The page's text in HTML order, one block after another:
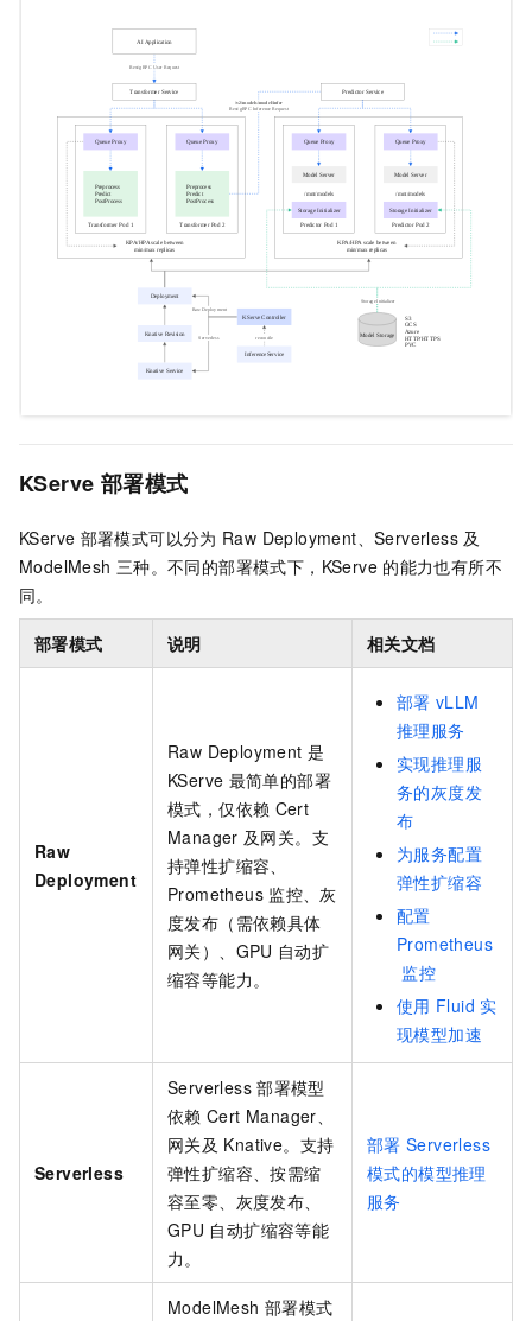
KServe 部署模式
KServe 部署模式可以分为 Raw Deployment、Serverless 及
ModelMesh 三种。不同的部署模式下，KServe 的能力也有所不
同。
部署模式 说明 相关文档
Raw
Deployment
Raw Deployment 是
KServe 最简单的部署
模式，仅依赖 Cert
Manager 及网关。支
持弹性扩缩容、
Prometheus 监控、灰
度发布（需依赖具体
网关）、GPU 自动扩
缩容等能力。
部署 vLLM
推理服务
实现推理服
务的灰度发
布
为服务配置
弹性扩缩容
配置
Prometheus
监控
使用 Fluid 实
现模型加速
Serverless
Serverless 部署模型
依赖 Cert Manager、
网关及 Knative。支持
弹性扩缩容、按需缩
容至零、灰度发布、
GPU 自动扩缩容等能
力。
部署 Serverless
模式的模型推理
服务
ModelMesh 部署模式